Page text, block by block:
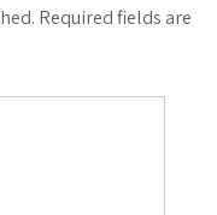
Required fields are